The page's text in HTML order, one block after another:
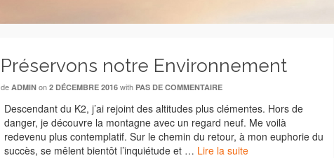
Préservons notre Environnement
deADMIN on2 DÉCEMBRE 2016 with PAS DE COMMENTAIRE
Descendant du K2, j’ai rejoint des altitudes plus clémentes. Hors de
danger, je découvre la montagne avec un regard neuf. Me voilà
redevenu plus contemplatif. Sur le chemin du retour, à mon euphorie du
succès, se mêlent bientôt l’inquiétude et … Lire la suite